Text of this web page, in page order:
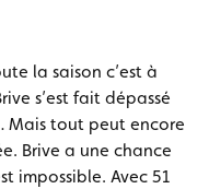
la saison c’est à
s’est fait dépassé
Mais tout peut encore
Brive a une chance
impossible. Avec 51